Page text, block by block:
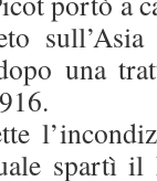
una
spartì